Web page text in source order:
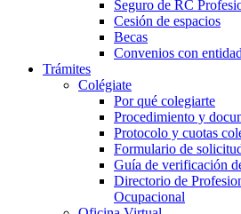
Seguro de RC
Cesión de espacios
Becas
Convenios con
Trámites
Colégiate
Por qué colegiarte
Procedimiento y
Protocolo y cuotas
Formulario de
Guía de verificación
Directorio de
Ocupacional